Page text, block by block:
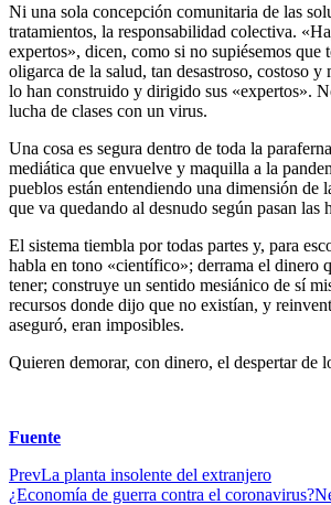
Ni una sola concepción comunitaria de las
tratamientos, la responsabilidad colectiva.
expertos», dicen, como si no supiésemos que
oligarca de la salud, tan desastroso, costoso y
lo han construido y dirigido sus «expertos».
lucha de clases con un virus.
Una cosa es segura dentro de toda la
mediática que envuelve y maquilla a la
pueblos están entendiendo una dimensión de
que va quedando al desnudo según pasan las
El sistema tiembla por todas partes y, para
habla en tono «científico»; derrama el dinero
tener; construye un sentido mesiánico de sí
recursos donde dijo que no existían, y
aseguró, eran imposibles.
Quieren demorar, con dinero, el despertar de
Fuente
PrevLa planta insolente del extranjero
¿Economía de guerra contra el coronavirus?